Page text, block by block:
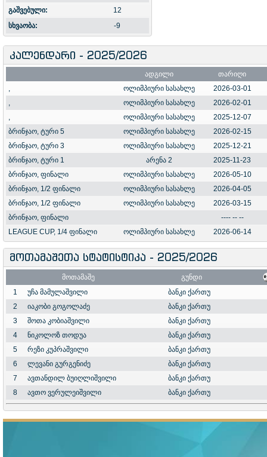
გაშვებული:
12
სხვაობა:
-9
კალენდარი - 2025/2026
ადგილი
თარიღი
,
ოლიმპიური სასახლე
2026-03-01
,
ოლიმპიური სასახლე
2026-02-01
,
ოლიმპიური სასახლე
2025-12-07
ბრინჯაო, ტური 5
ოლიმპიური სასახლე
2026-02-15
ბრინჯაო, ტური 3
ოლიმპიური სასახლე
2025-12-21
ბრინჯაო, ტური 1
არენა 2
2025-11-23
ბრინჯაო, ფინალი
ოლიმპიური სასახლე
2026-05-10
ბრინჯაო, 1/2 ფინალი
ოლიმპიური სასახლე
2026-04-05
ბრინჯაო, 1/2 ფინალი
ოლიმპიური სასახლე
2026-03-15
ბრინჯაო, ფინალი
---- -- --
LEAGUE CUP, 1/4 ფინალი
ოლიმპიური სასახლე 2026-06-14
მოთამაშეთა სტატისტიკა - 2025/2026
მოთამაშე
გუნდი
1
უჩა მამულაშვილი
ბანკი ქართუ
2
იაკობი გოგოლაძე
ბანკი ქართუ
3
შოთა კობიაშვილი
ბანკი ქართუ
4
ნიკოლოზ თოდუა
ბანკი ქართუ
5
რეზი კუპრაშვილი
ბანკი ქართუ
6
ლევანი გურგენიძე
ბანკი ქართუ
7
ავთანდილ ბუიღლიშვილი
ბანკი ქართუ
8
ავთო ვერულეიშვილი ბანკი ქართუ